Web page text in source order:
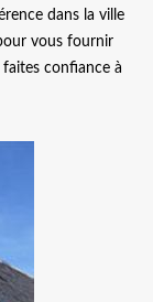
dans la ville
vous fournir
confiance à